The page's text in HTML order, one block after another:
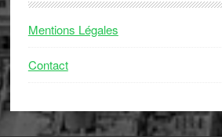
Mentions Légales
Contact